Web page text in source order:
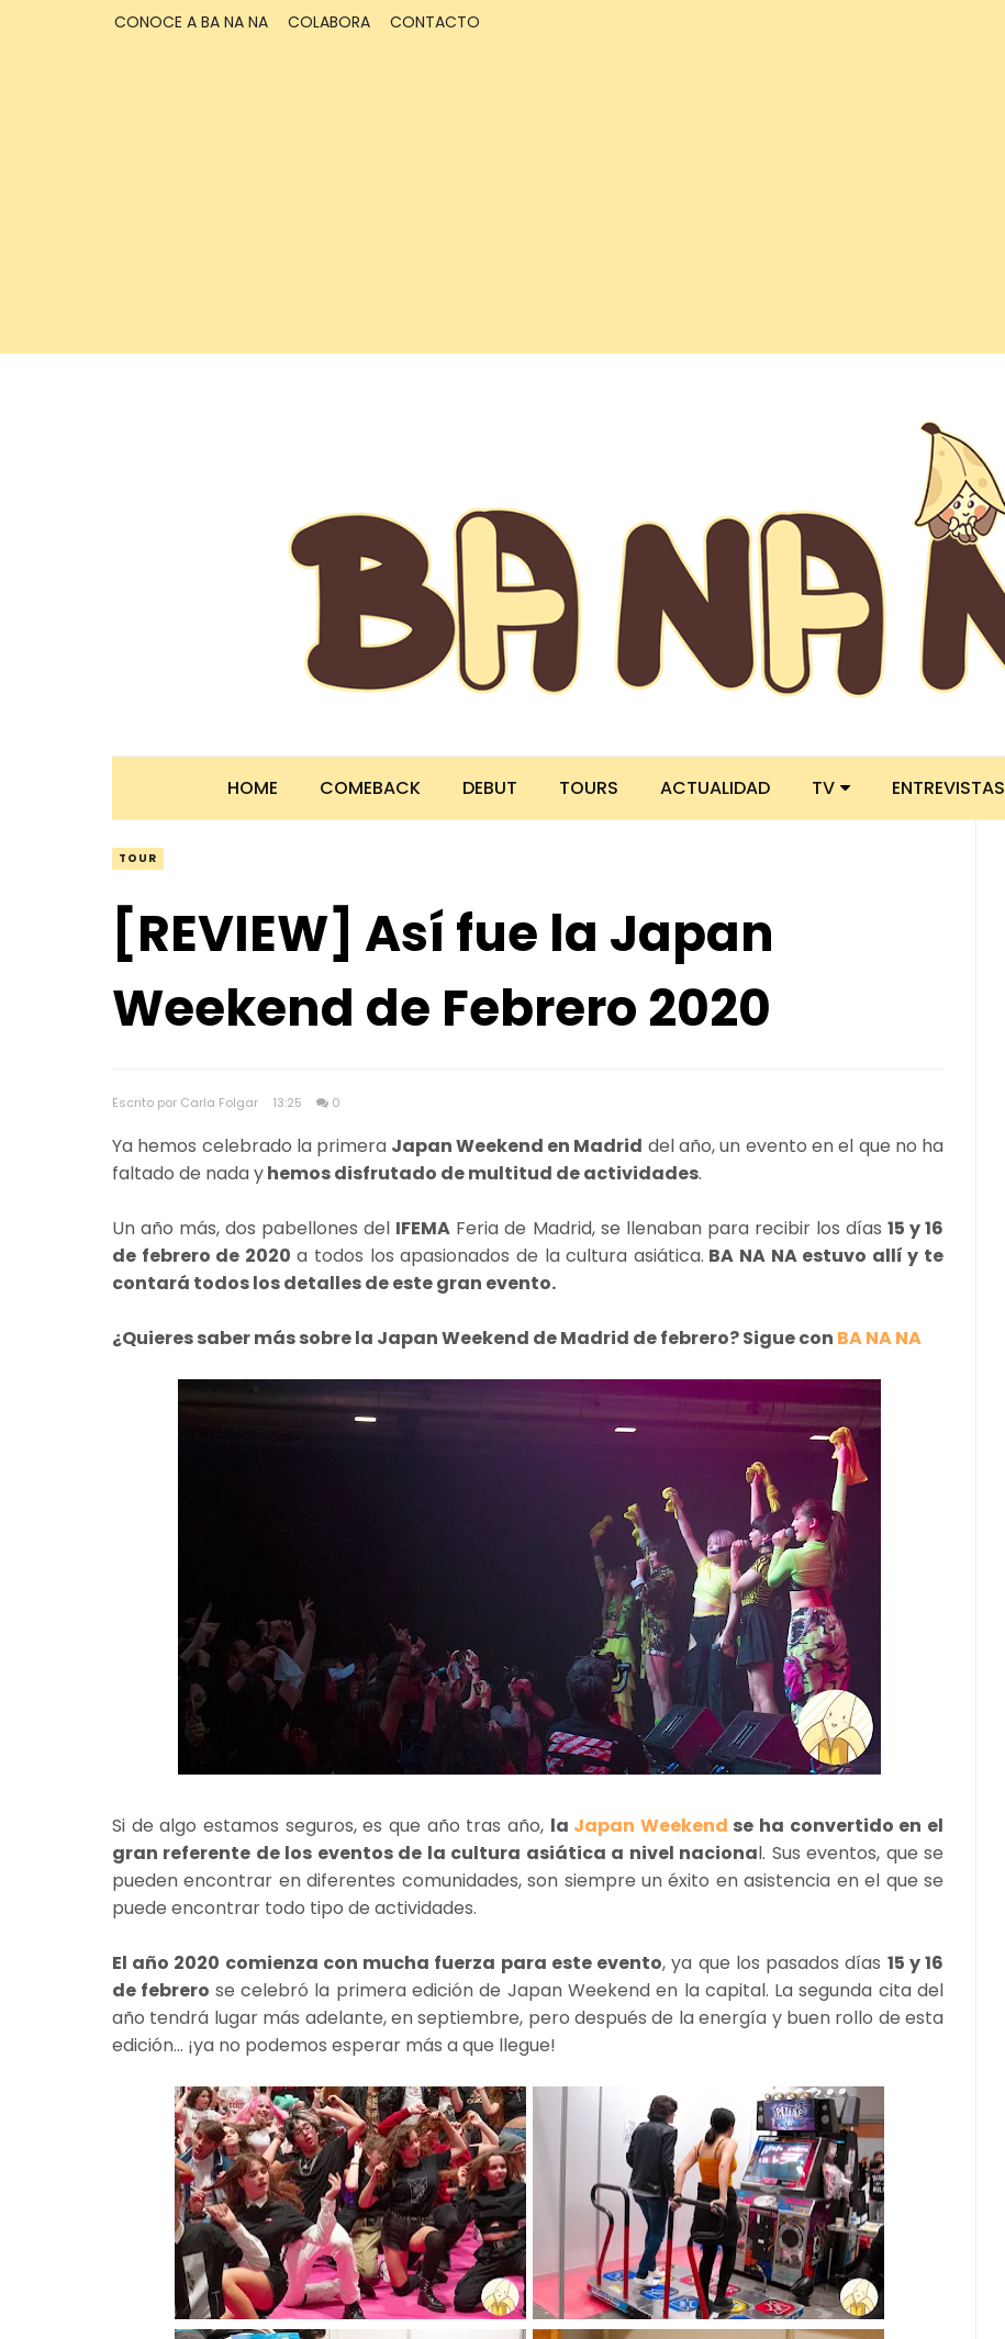
CONOCE A BA NA NA COLABORA CONTACTO
HOME COMEBACK DEBUT TOURS ACTUALIDAD TV ENTREVISTAS
TOUR
[REVIEW] Así fue la Japan
Weekend de Febrero 2020
Escrito por Carla Folgar 13:25 0
Ya hemos celebrado la primera Japan Weekend en Madrid del año, un evento en el que no ha
faltado de nada yhemos disfrutado de multitud de actividades.
Un año más, dos pabellones del IFEMA Feria de Madrid, se llenaban para recibir los días 15 y 16
de febrero de 2020 a todos los apasionados de la cultura asiática. BA NA NA estuvo allí y te
contará todos los detalles de este gran evento.
¿Quieres saber más sobre la Japan Weekend de Madrid de febrero? Sigue con BA NA NA
Si de algo estamos seguros, es que año tras año, la Japan Weekend se ha convertido en el
gran referente de los eventos de la cultura asiática a nivel nacional. Sus eventos, que se
pueden encontrar en diferentes comunidades, son siempre un éxito en asistencia en el que se
puede encontrar todo tipo de actividades.
El año 2020 comienza con mucha fuerza para este evento, ya que los pasados días 15 y 16
de febrero se celebró la primera edición de Japan Weekend en la capital. La segunda cita del
año tendrá lugar más adelante, en septiembre, pero después de la energía y buen rollo de esta
edición... ¡ya no podemos esperar más a que llegue!